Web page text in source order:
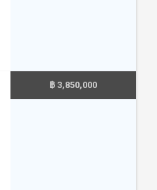
฿ 3,850,000